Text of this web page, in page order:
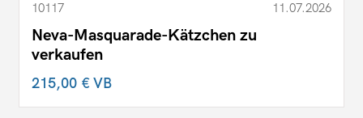
10117 11.07.2026
Neva-Masquarade-Kätzchen zu
verkaufen
215,00 €VB